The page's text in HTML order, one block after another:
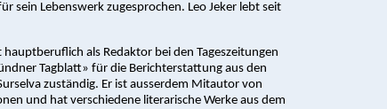
sein Lebenswerk zugesprochen. Leo Jeker lebt seit
als Redaktor bei den Tageszeitungen
Tagblatt» für die Berichterstattung aus den
zuständig. Er ist ausserdem Mitautor von
und hat verschiedene literarische Werke aus dem